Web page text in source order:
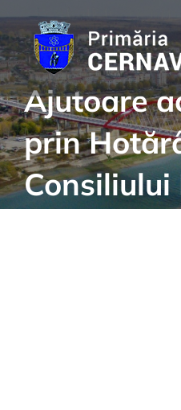
to
content
Ajutoare
prin
Consiliului